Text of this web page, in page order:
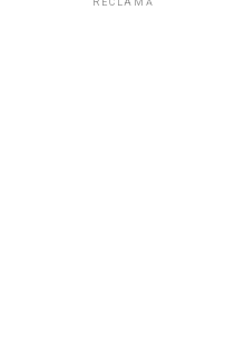
RECLAMĂ